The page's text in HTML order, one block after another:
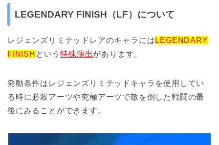
LEGENDARY FINISH（LF） について
レジェンズリミテッドレアのキャラには LEGENDARY
FINISH という特殊演出があります。
発動条件はレジェンズリミテッドキャラを使用してい
る時に必殺アーツや究極アーツで敵を倒した戦闘の最
後にみることができます。